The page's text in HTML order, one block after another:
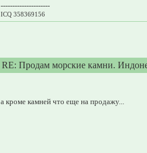
---------------------
ICQ 358369156
RE: Продам морские камни.
а кроме камней что еще на продажу...